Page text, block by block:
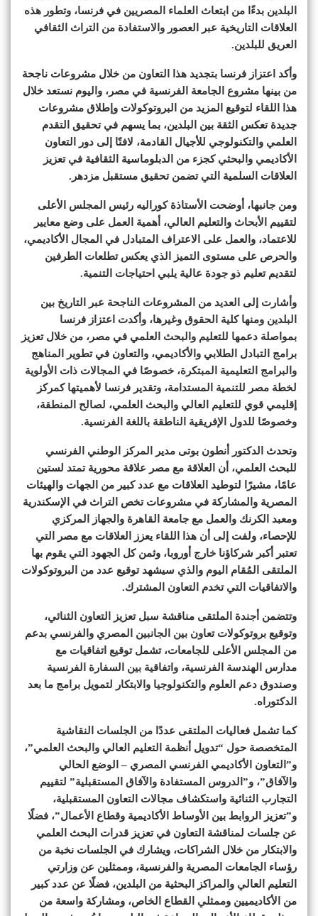
البلدين بدءًا من ابتعاث العلماء المصريين في فرنسا، وتطور هذه
العلاقات التاريخية عبر العصور والاستفادة من التراث الثقافي
العريق للبلدين.
وأكد اعتزاز فرنسا بتجديد هذا التعاون من خلال مشروعات ناجحة
من بينها مشروع الجامعة الفرنسية في مصر، واليوم نستعد خلال
هذا اللقاء لتوقيع المزيد من البروتوكولات وإطلاق مشروعات
جديدة تعكس الثقة بين البلدين، بما يسهم في تحقيق التقدم
العلمي والتكنولوجي للأجيال القادمة، لافتًا إلى دور التعاون
الأكاديمي والبحثي كجزء من الدبلوماسية الثقافية في تعزيز
العلاقات السلمية التي تضمن تحقيق مستقبل مزدهر.
ومن جانبها، أوضحت الأستاذة كوراليه رئيس المجلس الأعلى
لتقييم الأبحاث والتعليم العالي، أهمية العمل على وضع معايير
للاعتماد، والعمل على الاعتراف المتبادل في المجال الأكاديمي،
والحرص على مستوى التميز الذي يعكس تطلعات الطرفين
لتقديم تعليم ذو جودة عالية يلبي احتياجات التنمية.
وأشارت إلى العديد من المشروعات الناجحة عبر التاريخ بين
البلدين ومنها كلية الحقوق وغيرها، وأكدت اعتزاز فرنسا
بمواصلة دعمها للتعليم والبحث العلمي في مصر، من خلال تعزيز
برامج التبادل الطلابي والأكاديمي، والتعاون في تطوير المناهج
والبرامج التعليمية المبتكرة، خصوصًا في المجالات ذات الأولوية
لخطة مصر للتنمية المستدامة، وتقدير فرنسا لأهميتها كمركز
إقليمي قوي للتعليم العالي والبحث العلمي، لصالح المنطقة،
وخصوصًا للدول الإفريقية الناطقة باللغة الفرنسية.
وتحدث الدكتور أنطون بوتى مدير المركز الوطني الفرنسي
للبحث العلمي، أن العلاقة مع مصر علاقة محورية تمتد لستين
عامًا، مشيرًا لتوطيد العلاقات مع عدد كبير من الجهات والهيئات
المصرية والمشاركة في مشروعات تخص التراث في الإسكندرية
ومعبد الكرنك والعمل مع جامعة القاهرة والجهاز المركزي
للإحصاء، ولفت إلى أن هذا اللقاء يعزز العلاقات مع مصر التي
تعتبر أكبر شركاؤنا خارج أوروبا، وثمن كل الجهود التي يقوم بها
الملتقى المُقام اليوم والذي سيشهد توقيع عدد من البروتوكولات
والاتفاقيات التي تخدم التعاون المشترك.
وتتضمن أجندة الملتقى مناقشة سبل تعزيز التعاون الثنائي،
وتوقيع بروتوكولات تعاون بين الجانبين المصري والفرنسي بدعم
من المجلس الأعلى للجامعات، تشمل توقيع اتفاقيات مع
مدارس الهندسة الفرنسية، واتفاقية بين السفارة الفرنسية
وصندوق دعم العلوم والتكنولوجيا والابتكار لتمويل برامج ما بعد
الدكتوراه.
كما تشمل فعاليات الملتقى عددًا من الجلسات النقاشية
المتخصصة حول “تدويل أنظمة التعليم العالي والبحث العلمي”،
و”التعاون الأكاديمي الفرنسي المصري – الوضع الحالي
والآفاق”، و”الدروس المستفادة والآفاق المستقبلية” لتقييم
التجارب الثنائية واستكشاف مجالات التعاون المستقبلية،
و”تعزيز الروابط بين الأوساط الأكاديمية وقطاع الأعمال”، فضلًا
عن جلسات لمناقشة التعاون في تعزيز قدرات البحث العلمي
والابتكار من خلال الشراكات، ويشارك في الجلسات نخبة من
رؤساء الجامعات المصرية والفرنسية، وممثلين عن وزارتي
التعليم العالي والمراكز البحثية من البلدين، فضلًا عن عدد كبير
من الأكاديميين وممثلي القطاع الخاص، ومشاركة واسعة من